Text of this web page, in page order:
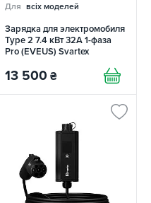
Для всіх моделей
Зарядка для электромобиля
Type 2 7.4 кВт 32А 1-фаза
Pro (EVEUS) Svartex
13 500 ₴